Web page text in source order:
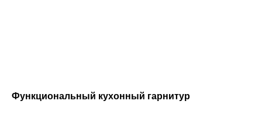
Функциональный кухонный гарнитур